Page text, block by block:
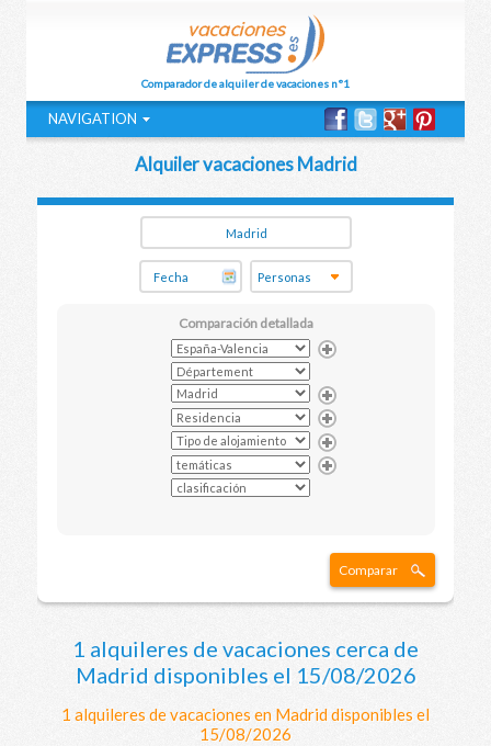
Comparador de alquiler de vacaciones n°1
Alquiler vacaciones Madrid
Comparación detallada
Comparar
1 alquileres de vacaciones cerca de
Madrid disponibles el 15/08/2026
1 alquileres de vacaciones en Madrid disponibles el
15/08/2026
NAVIGATION